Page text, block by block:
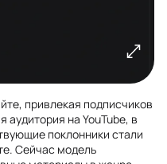
привлекая подписчиков
на YouTube, в
поклонники стали
Сейчас модель